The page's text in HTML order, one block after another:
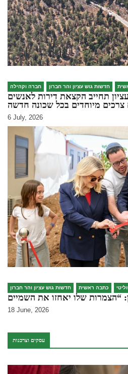
חברה וקהילה חדשות גוש עציון והר חברון
תחייב הקצאת דירות לאנשים
צרכים מיוחדים בכל שכונה חדשה
6 July, 2026
חדשות גוש עציון והר חברון כתבה ראשית
18 June, 2026
עסקים וצרכנות